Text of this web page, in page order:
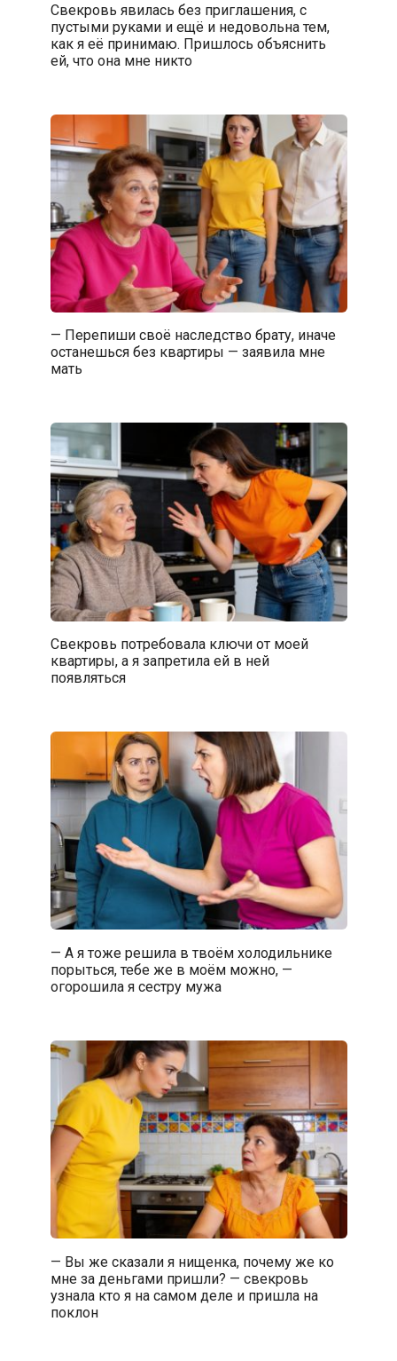
Свекровь явилась без приглашения, с
пустыми руками и ещё и недовольна тем,
как я её принимаю. Пришлось объяснить
ей, что она мне никто
— Перепиши своё наследство брату, иначе
останешься без квартиры — заявила мне
мать
Свекровь потребовала ключи от моей
квартиры, а я запретила ей в ней
появляться
— А я тоже решила в твоём холодильнике
порыться, тебе же в моём можно, —
огорошила я сестру мужа
— Вы же сказали я нищенка, почему же ко
мне за деньгами пришли? — свекровь
узнала кто я на самом деле и пришла на
поклон